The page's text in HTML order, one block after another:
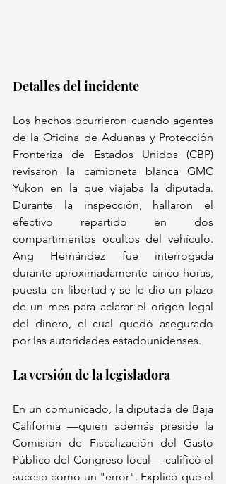
Detalles del incidente
Los hechos ocurrieron cuando agentes
de la Oficina de Aduanas y Protección
Fronteriza de Estados Unidos (CBP)
revisaron la camioneta blanca GMC
Yukon en la que viajaba la diputada.
Durante la inspección, hallaron el
efectivo repartido en dos
compartimentos ocultos del vehículo.
Ang Hernández fue interrogada
durante aproximadamente cinco horas,
puesta en libertad y se le dio un plazo
de un mes para aclarar el origen legal
del dinero, el cual quedó asegurado
por las autoridades estadounidenses.
La versión de la legisladora
En un comunicado, la diputada de Baja
California —quien además preside la
Comisión de Fiscalización del Gasto
Público del Congreso local— calificó el
suceso como un "error". Explicó que el